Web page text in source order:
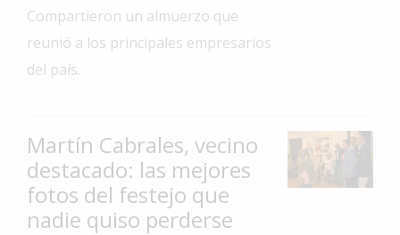
La
Ciudad
Deportes
Espectáculos
Policiales
Cartelera
Compartieron un almuerzo que
reunió a los principales empresarios
del país.
Martín Cabrales, vecino
destacado: las mejores
fotos del festejo que
nadie quiso perderse